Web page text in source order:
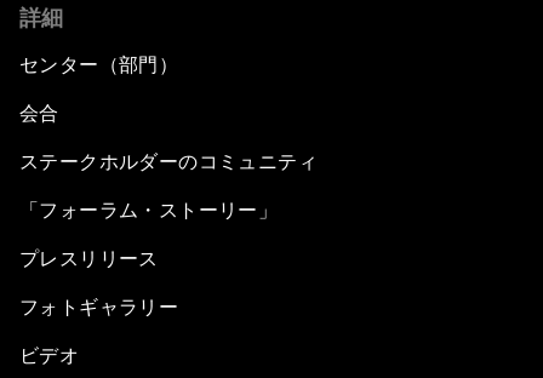
詳細
センター（部門）
会合
ステークホルダーのコミュニティ
「フォーラム・ストーリー」
プレスリリース
フォトギャラリー
ビデオ